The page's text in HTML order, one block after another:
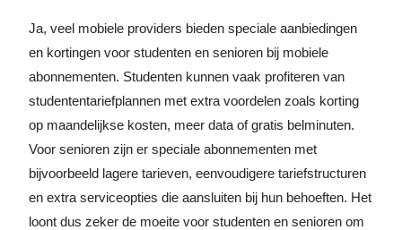
Ja, veel mobiele providers bieden speciale aanbiedingen
en kortingen voor studenten en senioren bij mobiele
abonnementen. Studenten kunnen vaak profiteren van
studententariefplannen met extra voordelen zoals korting
op maandelijkse kosten, meer data of gratis belminuten.
Voor senioren zijn er speciale abonnementen met
bijvoorbeeld lagere tarieven, eenvoudigere tariefstructuren
en extra serviceopties die aansluiten bij hun behoeften. Het
loont dus zeker de moeite voor studenten en senioren om